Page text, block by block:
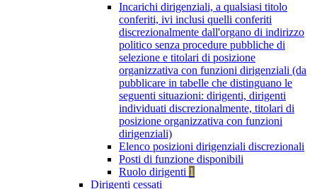
Incarichi dirigenziali, a qualsiasi titolo
conferiti, ivi inclusi quelli conferiti
discrezionalmente dall'organo di indirizzo
politico senza procedure pubbliche di
selezione e titolari di posizione
organizzativa con funzioni dirigenziali (da
pubblicare in tabelle che distinguano le
seguenti situazioni: dirigenti, dirigenti
individuati discrezionalmente, titolari di
posizione organizzativa con funzioni
dirigenziali)
Elenco posizioni dirigenziali discrezionali
Posti di funzione disponibili
Ruolo dirigenti 1
Dirigenti cessati